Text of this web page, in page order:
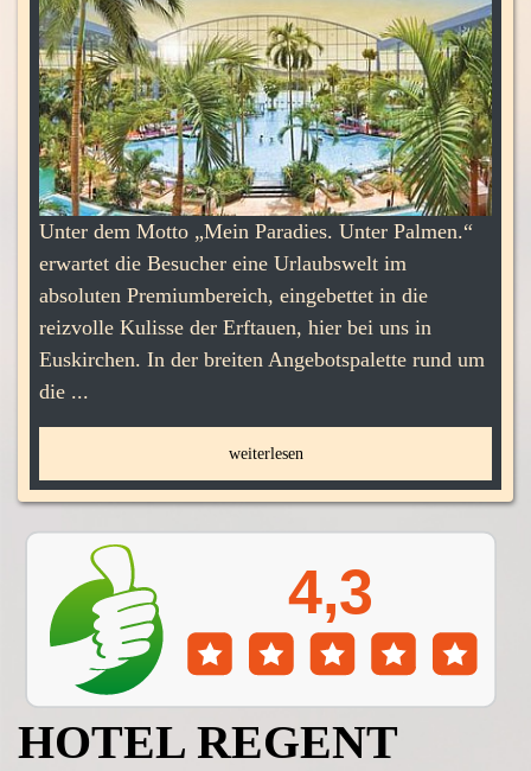
Unter Palmen.“
im
in die
hier bei uns in
rund um
Im Umland von Euskirchen finden
Burgen. Burg Satzvey gehört
bekannteren und ist auf jeden Fall
Wert. Die mittelalterliche
zwölften Jahrhundert gehört zu den
HOTEL REGENT